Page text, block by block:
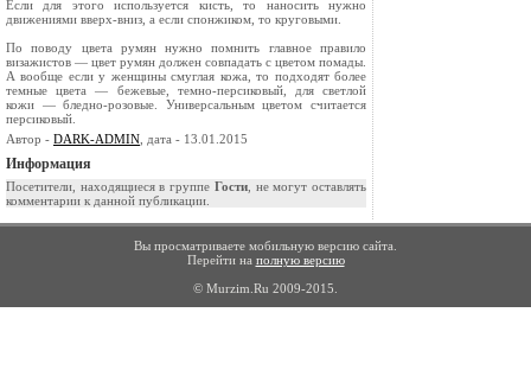
Если для этого используется кисть, то наносить нужно
движениями вверх-вниз, а если спонжиком, то круговыми.
По поводу цвета румян нужно помнить главное правило
визажистов — цвет румян должен совпадать с цветом помады.
А вообще если у женщины смуглая кожа, то подходят более
темные цвета — бежевые, темно-персиковый, для светлой
кожи — бледно-розовые. Универсальным цветом считается
персиковый.
Автор - DARK-ADMIN , дата - 13.01.2015
Информация
Посетители, находящиеся в группе Гости, не могут оставлять
комментарии к данной публикации.
Вы просматриваете мобильную версию сайта.
Перейти на полную версию
© Murzim.Ru 2009-2015.